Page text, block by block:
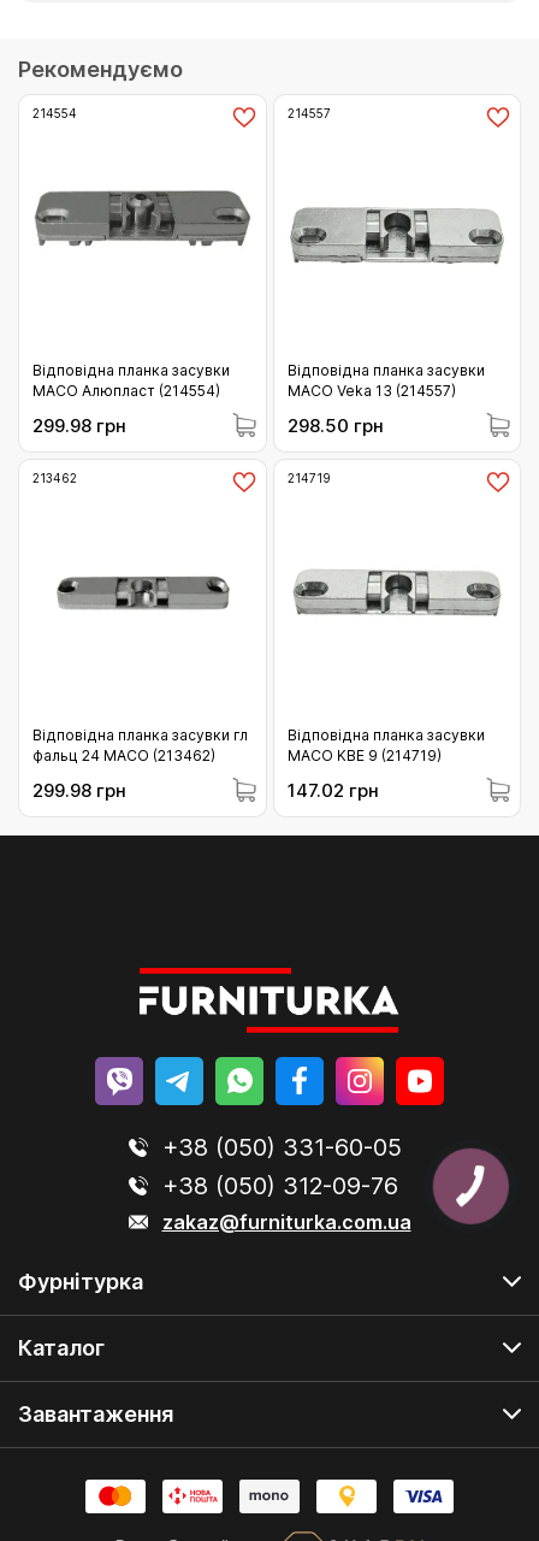
Рекомендуємо
214554
Відповідна планка засувки
MACO Алюпласт (214554)
299.98 грн
214557
Відповідна планка засувки
MACO Veka 13 (214557)
298.50 грн
213462
Відповідна планка засувки гл
фальц 24 MACO (213462)
299.98 грн
214719
Відповідна планка засувки
MACO KBE 9 (214719)
147.02 грн
+38 (050) 331-60-05
+38 (050) 312-09-76
zakaz@furniturka.com.ua
Фурнітурка
Каталог
Завантаження